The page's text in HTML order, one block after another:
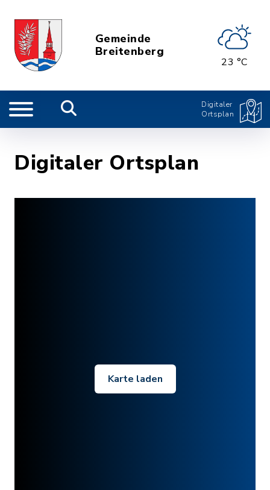
Gemeinde
Breitenberg
23 °C
Digitaler
Ortsplan
Digitaler Ortsplan
Karte laden